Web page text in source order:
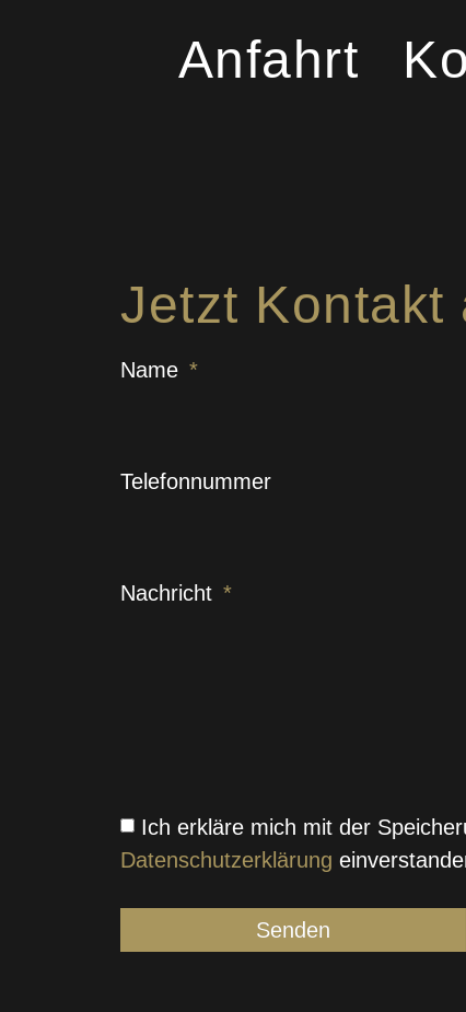
Anfahrt
Jetzt Kontakt
Name
Telefonnummer
Nachricht
Ich erkläre mich mit der
Datenschutzerklärung
Senden